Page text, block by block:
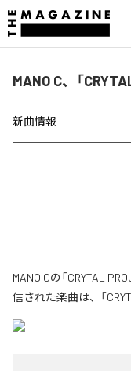
MANO C、「
新曲情報
MANO Cの「CRYTAL
信された楽曲は、「